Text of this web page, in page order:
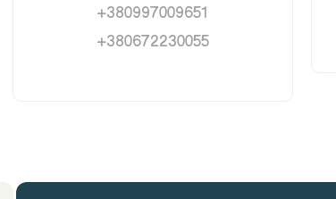
+380997009651
+380672230055